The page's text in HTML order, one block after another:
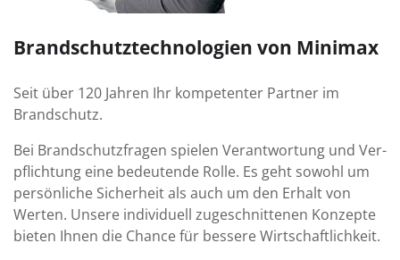
Brand­schutz­technologien von Minimax
Seit über 120 Jahren Ihr kompetenter Partner im
Brandschutz.
Bei Brand­schutz­fragen spielen Ver­ant­wor­tung und Ver­
pflich­tung eine bedeu­tende Rolle. Es geht sowohl um
persön­liche Sicher­heit als auch um den Erhalt von
Werten. Unsere indi­viduell zu­ge­schnittenen Konzepte
bieten Ihnen die Chance für bessere Wirt­schaft­lichkeit.